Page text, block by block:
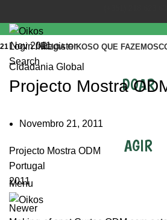
Login / Register
Search
INÍCIOA OIKOSO QUE FAZEMOS
DOAR
AGIR
Menu
Cidadania Global
Projecto Mostra
Novembro 21, 2011
21 Nov 2011
Projecto Mostra ODM
Portugal
2011
Newer